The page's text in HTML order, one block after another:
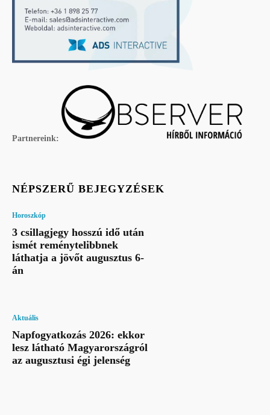
Partnereink:
NÉPSZERŰ BEJEGYZÉSEK
Horoszkóp
3 csillagjegy hosszú idő után
ismét reménytelibbnek
láthatja a jövőt augusztus 6-
án
Aktuális
Napfogyatkozás 2026: ekkor
lesz látható Magyarországról
az augusztusi égi jelenség